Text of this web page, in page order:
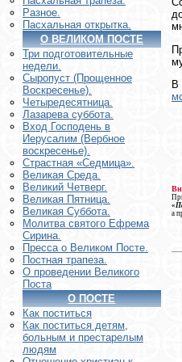
Разное.
Пасхальная открытка.
О ВЕЛИКОМ ПОСТЕ
Три подготовительные
недели.
Сыропуст (Прощенное
Воскресенье).
Четыредесятница.
Лазарева суббота.
Вход Господень в
Иерусалим (Вербное
воскресенье).
Страстная «Седмица».
Великая Среда.
Великий Четверг.
Великая Пятница.
Великая Суббота.
Молитва святого Ефрема
Сирина.
Пресса о Великом Посте.
Постная трапеза.
О проведении Великого
Поста
О ПОСТЕ
Как поститься
Как поститься детям,
больным и престарелым
людям
В
а